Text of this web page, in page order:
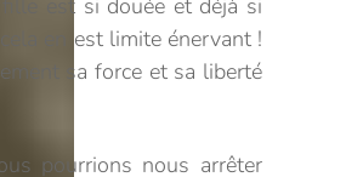
est si douée et déjà si
en est limite énervant !
sa force et sa liberté
pourrions nous arrêter